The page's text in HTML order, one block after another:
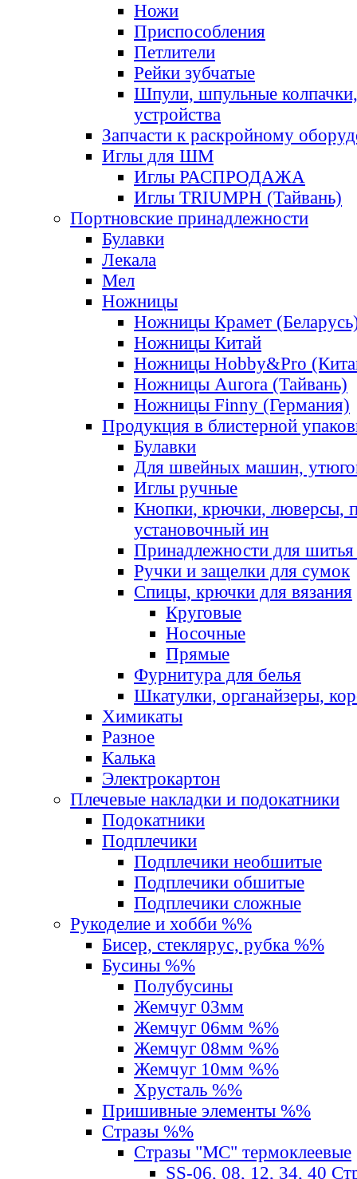
Ножи
Приспособления
Петлители
Рейки зубчатые
Шпули, шпульные
устройства
Запчасти к раскройному
Иглы для ШМ
Иглы РАСПРОДАЖА
Иглы TRIUMPH (Тайвань)
Портновские принадлежности
Булавки
Лекала
Мел
Ножницы
Ножницы Крамет
Ножницы Китай
Ножницы Hobby&Pro
Ножницы Aurora (Тайвань)
Ножницы Finny (Германия)
Продукция в блистерной
Булавки
Для швейных машин,
Иглы ручные
Кнопки, крючки, люверсы,
установочный ин
Принадлежности для шитья
Ручки и защелки для сумок
Спицы, крючки для вязания
Круговые
Носочные
Прямые
Фурнитура для белья
Шкатулки, органайзеры,
Химикаты
Разное
Калька
Электрокартон
Плечевые накладки и подокатники
Подокатники
Подплечики
Подплечики необшитые
Подплечики обшитые
Подплечики сложные
Рукоделие и хобби %%
Бисер, стеклярус, рубка %%
Бусины %%
Полубусины
Жемчуг 03мм
Жемчуг 06мм %%
Жемчуг 08мм %%
Жемчуг 10мм %%
Хрусталь %%
Пришивные элементы %%
Стразы %%
Стразы "MС" термоклеевые
SS-06, 08, 12, 34, 40